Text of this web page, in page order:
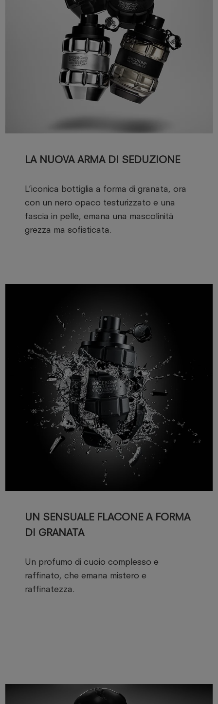
LA NUOVA ARMA DI SEDUZIONE
L’iconica bottiglia a forma di granata, ora
con un nero opaco testurizzato e una
fascia in pelle, emana una mascolinità
grezza ma sofisticata.
UN SENSUALE FLACONE A FORMA
DI GRANATA
Un profumo di cuoio complesso e
raffinato, che emana mistero e
raffinatezza.